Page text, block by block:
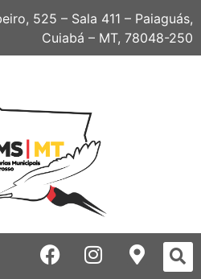
525 – Sala 411 – Paiaguás,
Cuiabá – MT, 78048-250